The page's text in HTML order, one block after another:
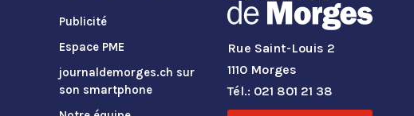
Publicité
Espace PME
journaldemorges.ch sur
son smartphone
Rue Saint-Louis 2
1110 Morges
Tél.: 021 801 21 38